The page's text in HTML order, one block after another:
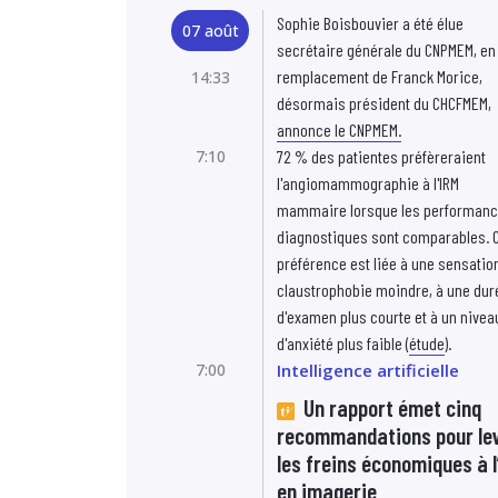
07 août
14:33
Sophie Boisbouvier a été élue
secrétaire générale du CNPMEM, en
remplacement de Franck Morice,
désormais président du CHCFMEM,
annonce le CNPMEM.
7:10
72 % des patientes préfèreraient
l'angiomammographie à l'IRM
mammaire lorsque les
diagnostiques sont comparables.
préférence est liée à une
claustrophobie moindre, à une
d'examen plus courte et à un
d'anxiété plus faible (étude).
7:00
Intelligence artificielle
Un rapport émet cinq
recommandations pour
les freins économiques à
en imagerie